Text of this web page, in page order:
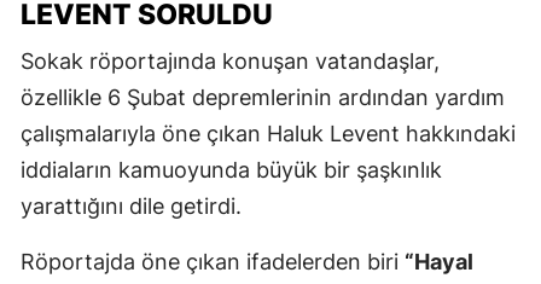
LEVENT SORULDU
Sokak röportajında konuşan vatandaşlar,
özellikle 6 Şubat depremlerinin ardından yardım
çalışmalarıyla öne çıkan Haluk Levent hakkındaki
iddiaların kamuoyunda büyük bir şaşkınlık
yarattığını dile getirdi.
Röportajda öne çıkan ifadelerden biri “Hayal